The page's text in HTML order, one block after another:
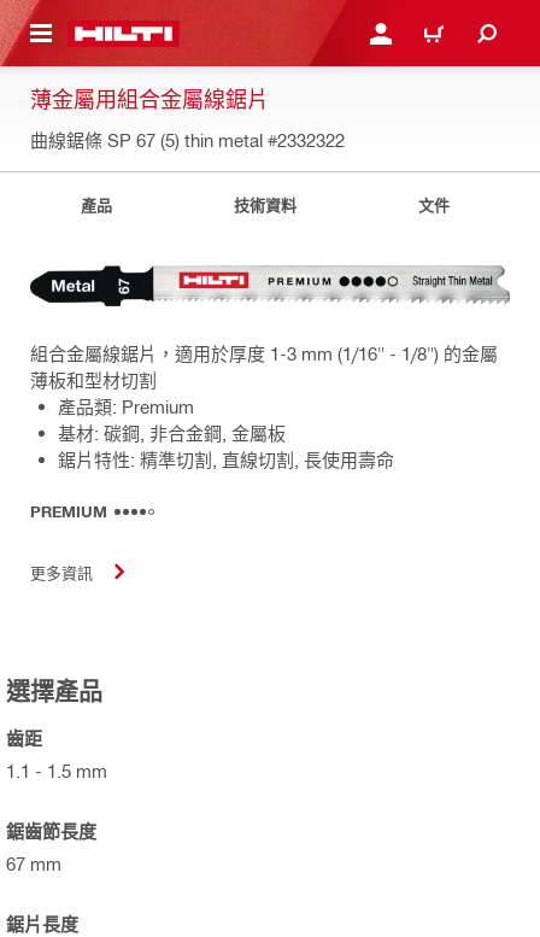
主要內容 登入或註冊購物車
薄金屬用組合金屬線鋸片
曲線鋸條 SP 67 (5) thin metal #2332322
產品 技術資料 文件
組合金屬線鋸片，適用於厚度 1-3 mm (1/16" - 1/8") 的金屬
薄板和型材切割
產品類: Premium
基材: 碳鋼, 非合金鋼, 金屬板
鋸片特性: 精準切割, 直線切割, 長使用壽命
PREMIUM
更多資訊
選擇產品
齒距
1.1 - 1.5 mm
鋸齒節長度
67 mm
鋸片長度